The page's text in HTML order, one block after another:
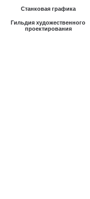
Станковая графика
Гильдия художественного
проектирования